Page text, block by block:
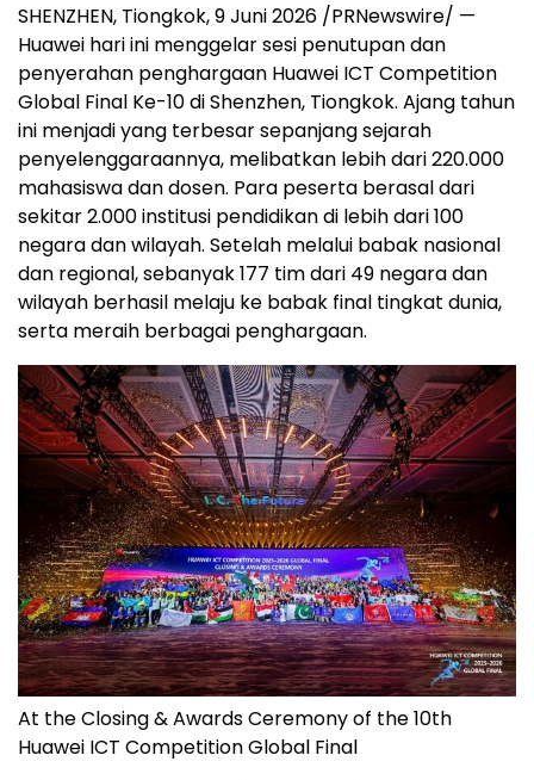
SHENZHEN, Tiongkok, 9 Juni 2026 /PRNewswire/ —
Huawei hari ini menggelar sesi penutupan dan
penyerahan penghargaan Huawei ICT Competition
Global Final Ke-10 di Shenzhen, Tiongkok. Ajang tahun
ini menjadi yang terbesar sepanjang sejarah
penyelenggaraannya, melibatkan lebih dari 220.000
mahasiswa dan dosen. Para peserta berasal dari
sekitar 2.000 institusi pendidikan di lebih dari 100
negara dan wilayah. Setelah melalui babak nasional
dan regional, sebanyak 177 tim dari 49 negara dan
wilayah berhasil melaju ke babak final tingkat dunia,
serta meraih berbagai penghargaan.
At the Closing & Awards Ceremony of the 10th
Huawei ICT Competition Global Final